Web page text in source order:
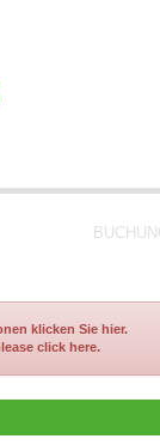
klicken Sie hier.
click here.